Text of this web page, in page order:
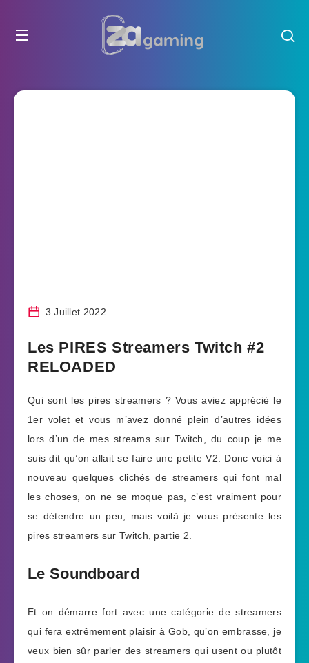
3 Juillet 2022
Les PIRES Streamers Twitch #2
RELOADED
Qui sont les pires streamers ? Vous aviez apprécié le
1er volet et vous m’avez donné plein d’autres idées
lors d’un de mes streams sur Twitch, du coup je me
suis dit qu’on allait se faire une petite V2. Donc voici à
nouveau quelques clichés de streamers qui font mal
les choses, on ne se moque pas, c’est vraiment pour
se détendre un peu, mais voilà je vous présente les
pires streamers sur Twitch, partie 2.
Le Soundboard
Et on démarre fort avec une catégorie de streamers
qui fera extrêmement plaisir à Gob, qu’on embrasse, je
veux bien sûr parler des streamers qui usent ou plutôt